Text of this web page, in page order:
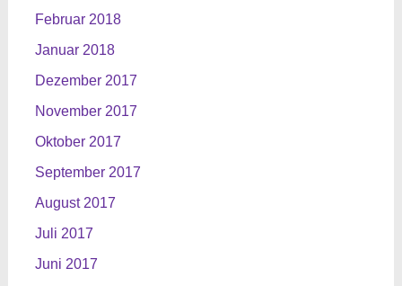
Februar 2018
Januar 2018
Dezember 2017
November 2017
Oktober 2017
September 2017
August 2017
Juli 2017
Juni 2017